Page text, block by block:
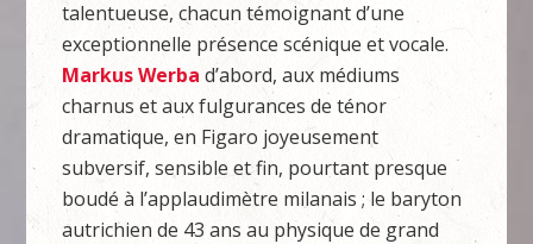
talentueuse, chacun témoignant d’une
exceptionnelle présence scénique et vocale.
Markus Werba d’abord, aux médiums
charnus et aux fulgurances de ténor
dramatique, en Figaro joyeusement
subversif, sensible et fin, pourtant presque
boudé à l’applaudimètre milanais ; le baryton
autrichien de 43 ans au physique de grand